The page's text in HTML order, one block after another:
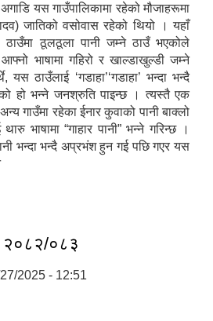
यस गाउँपालिकामा रहेको मौजाहरूमा
जातिको वसोवास रहेको थियो । यहाँ
ठाउँमा ठूलठूला पानी जम्ने ठाउँ भएकोले
भाषामा गहिरो र खाल्डाखुल्डी जम्ने
यस ठाउँलाई ‘गडाहा’‘गडाहा’ भन्दा भन्दै
हो भन्ने जनश्रुति पाइन्छ । त्यस्तै एक
गाउँमा रहेका ईनार कुवाको पानी बाक्लो
भाषामा “गाहार पानी” भन्ने गरिन्छ ।
भन्दा भन्दै अप्रभंश हुन गई पछि गएर यस
२०८२/०८३
2025 - 12:51